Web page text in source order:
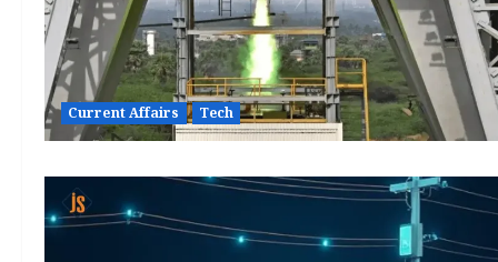
Current Affairs Tech